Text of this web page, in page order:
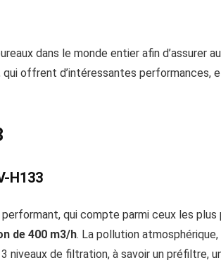
dans le monde entier afin d’assurer
offrent d’intéressantes performances,
H133
qui compte parmi ceux les
de 400 m3/h. La pollution
niveaux de filtration, à savoir un